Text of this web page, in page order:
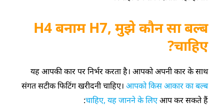
H4 बनाम H7, मुझे कौन सा बल्ब
चाहिए?
यह आपकी कार पर निर्भर करता है। आपको अपनी कार के साथ
संगत सटीक फिटिंग खरीदनी चाहिए। आपको किस आकार का बल्ब
चाहिए, यह जानने के लिएआप कर सकते हैं: